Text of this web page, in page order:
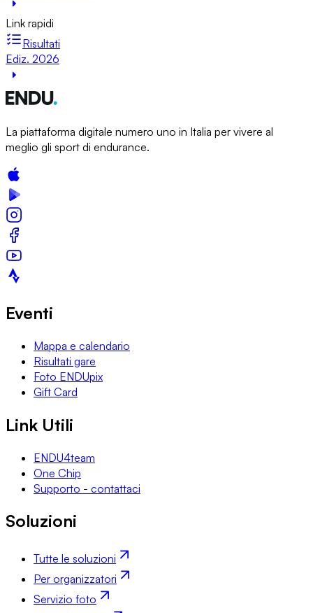
Link rapidi
Risultati
Ediz. 2026
La piattaforma digitale numero uno in Italia per vivere al
meglio gli sport di endurance.
Eventi
Mappa e calendario
Risultati gare
Foto ENDUpix
Gift Card
Link Utili
ENDU4team
One Chip
Supporto - contattaci
Soluzioni
Tutte le soluzioni
Per organizzatori
Servizio foto